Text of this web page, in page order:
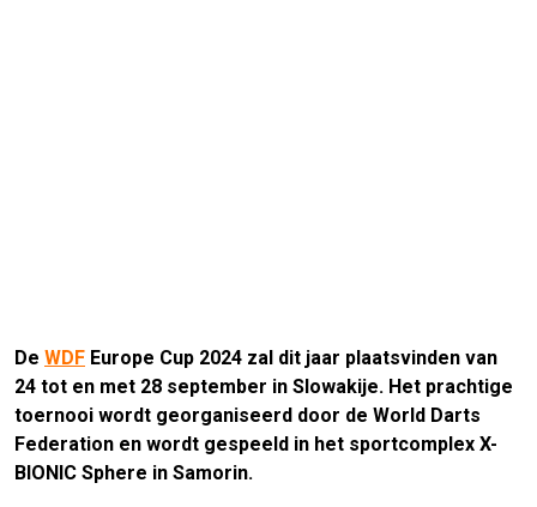
De WDF Europe Cup 2024 zal dit jaar plaatsvinden van
24 tot en met 28 september in Slowakije. Het prachtige
toernooi wordt georganiseerd door de World Darts
Federation en wordt gespeeld in het sportcomplex X-
BIONIC Sphere in Samorin.